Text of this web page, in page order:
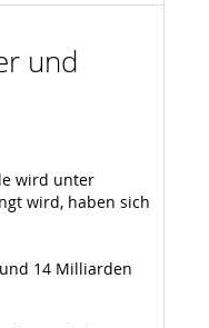
und
wird unter
wird, haben sich
14 Milliarden